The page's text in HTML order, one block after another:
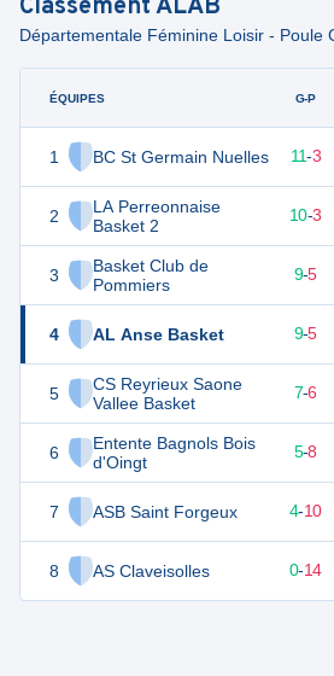
ClassementALAB
Départementale Féminine Loisir - Poule
ÉQUIPES
1 BC St Germain Nuelles
2
LA Perreonnaise
Basket 2
3
Basket Club de
Pommiers
4 AL Anse Basket
5
CS Reyrieux Saone
Vallee Basket
6
Entente Bagnols Bois
d'Oingt
7 ASB Saint Forgeux
8 AS Claveisolles
G-P
25 14 11-3
23 10-3
9-5
23 9-5
20 7-6
18 13 5-8
18 4-10
0-14